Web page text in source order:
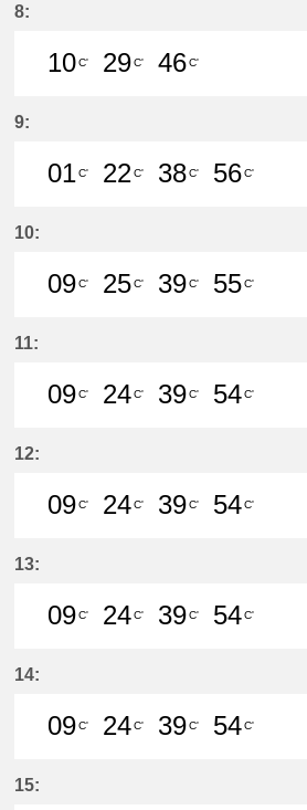
8:
10C'
29C'
46C'
9:
01C'
22C'
38C'
56C'
10:
09C'
25C'
39C'
55C'
11:
09C'
24C'
39C'
54C'
12:
09C'
24C'
39C'
54C'
13:
09C'
24C'
39C'
54C'
14:
09C'
24C'
39C'
54C'
15: